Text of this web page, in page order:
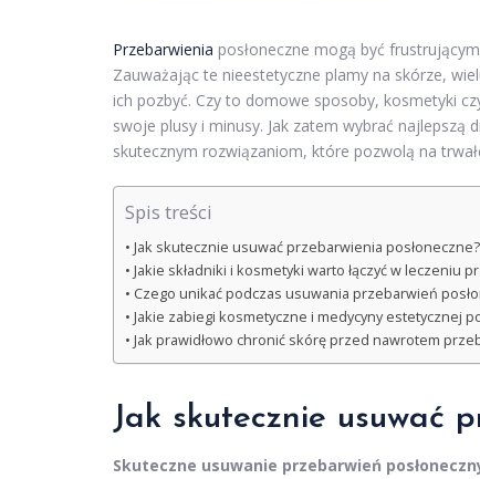
Przebarwienia posłoneczne mogą być
Zauważając te nieestetyczne plamy na skórze,
ich pozbyć. Czy to domowe sposoby, kosmetyki
swoje plusy i minusy. Jak zatem wybrać
skutecznym rozwiązaniom, które pozwolą na
Spis treści
Jak skutecznie usuwać przebarwienia posłoneczne?
Jakie składniki i kosmetyki warto łączyć w leczeniu
Czego unikać podczas usuwania przebarwień
Jakie zabiegi kosmetyczne i medycyny estetycznej
Jak prawidłowo chronić skórę przed nawrotem
Jak skutecznie usuwać
Skuteczne usuwanie przebarwień